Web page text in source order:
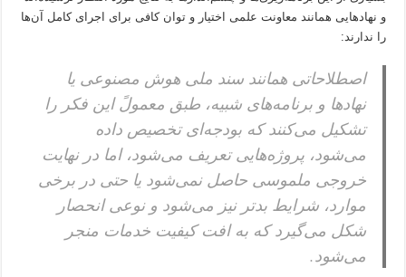
و نهادهایی همانند معاونت علمی اختیار و توان کافی برای اجرای کامل آن‌ها
را ندارند:
اصطلاحاتی همانند سند ملی هوش مصنوعی یا
نهادها و برنامه‌های شبیه، طبق معمولً این فکر را
تشکیل می‌کنند که بودجه‌ای تخصیص داده
می‌شود، پروژه‌هایی تعریف می‌شود، اما در نهایت
خروجی ملموسی حاصل نمی‌شود یا حتی در برخی
موارد، شرایط بدتر نیز می‌شود و نوعی انحصار
شکل می‌گیرد که به افت کیفیت خدمات منجر
می‌شود.